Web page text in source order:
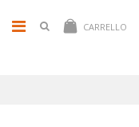
CARRELLO